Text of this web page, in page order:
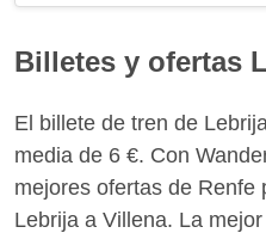
Billetes y ofertas
El billete de tren de
media de 6 €. Con
mejores ofertas de Renfe
Lebrija a Villena. La